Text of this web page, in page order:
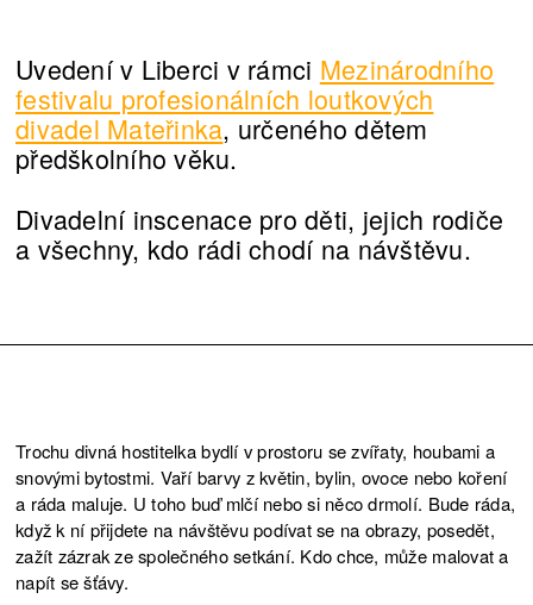
Uvedení v Liberci v rámci Mezinárodního
festivalu profesionálních loutkových
divadel Mateřinka, určeného dětem
předškolního věku.
Divadelní inscenace pro děti, jejich rodiče
a všechny, kdo rádi chodí na návštěvu.
Trochu divná hostitelka bydlí v prostoru se zvířaty, houbami a
snovými bytostmi. Vaří barvy z květin, bylin, ovoce nebo koření
a ráda maluje. U toho buď mlčí nebo si něco drmolí. Bude ráda,
když k ní přijdete na návštěvu podívat se na obrazy, posedět,
zažít zázrak ze společného setkání. Kdo chce, může malovat a
napít se šťávy.